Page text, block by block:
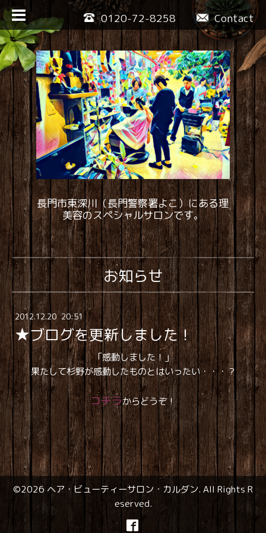
Contact
0120-72-8258
長門市東深川（長門警察署よこ）にある理
美容のスペシャルサロンです。
お知らせ
2012.12.20 20:51
★ブログを更新しました！
「感動しました！」
果たして杉野が感動したものとはいったい・・・？
コチラからどうぞ！
©2026 ヘア・ビューティーサロン・カルダン. All Rights R
eserved.